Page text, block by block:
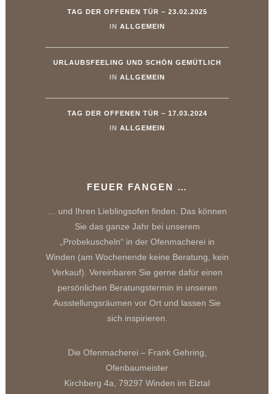
TAG DER OFFENEN TÜR – 23.02.2025
IN ALLGEMEIN
URLAUBSFEELING UND SCHÖN GEMÜTLICH
IN ALLGEMEIN
TAG DER OFFENEN TÜR – 17.03.2024
IN ALLGEMEIN
FEUER FANGEN …
… und Ihren Lieblingsofen finden. Das können
Sie das ganze Jahr bei unserem
„Probekuscheln“ in der Ofenmacherei in
Winden (am Wochenende keine Beratung, kein
Verkauf). Vereinbaren Sie gerne dafür einen
persönlichen Beratungstermin in unseren
Ausstellungsräumen vor Ort und lassen Sie
sich inspirieren.
Die Ofenmacherei – Frank Gehring,
Ofenbaumeister
Kirchberg 4a, 79297 Winden im Elztal